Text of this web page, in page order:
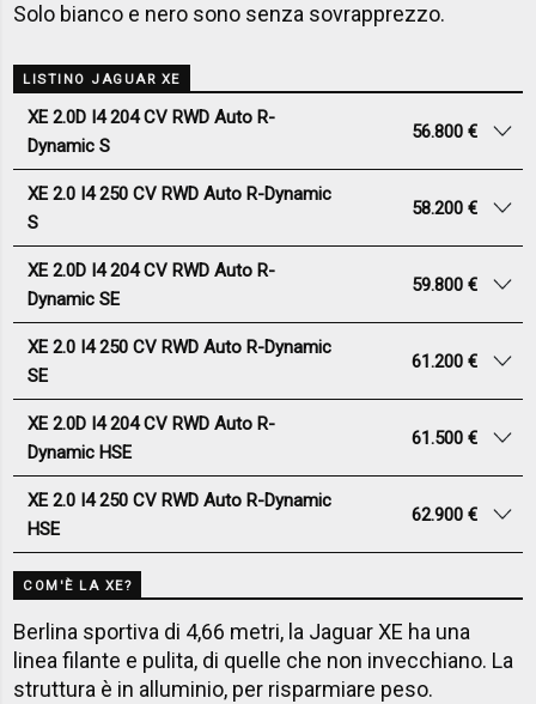
Solo bianco e nero sono senza sovrapprezzo.
LISTINO JAGUAR XE
XE 2.0D I4 204 CV RWD Auto R-
Dynamic S
56.800 €
XE 2.0 I4 250 CV RWD Auto R-Dynamic
S
58.200 €
XE 2.0D I4 204 CV RWD Auto R-
Dynamic SE
59.800 €
XE 2.0 I4 250 CV RWD Auto R-Dynamic
SE
61.200 €
XE 2.0D I4 204 CV RWD Auto R-
Dynamic HSE
61.500 €
XE 2.0 I4 250 CV RWD Auto R-Dynamic
HSE
62.900 €
COM'È LA XE?
Berlina sportiva di 4,66 metri, la Jaguar XE ha una
linea filante e pulita, di quelle che non invecchiano. La
struttura è in alluminio, per risparmiare peso.